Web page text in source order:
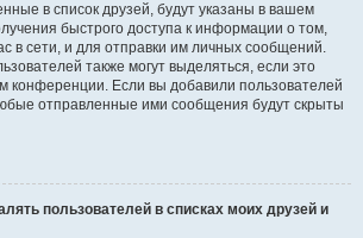
в список друзей, будут указаны в вашем
быстрого доступа к информации о том,
в сети, и для отправки им личных сообщений.
также могут выделяться, если это
конференции. Если вы добавили пользователей
отправленные ими сообщения будут скрыты
пользователей в списках моих друзей и